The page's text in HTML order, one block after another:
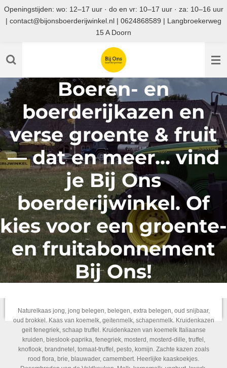
Ga
direct
hoofdinhoud
Openingstijden: wo: 12–17 uur · do en vr: 10–17 uur · za: 10–16 uur
| contact@bijonsboerderijwinkel.nl | 0624868589 | Langbroekerweg
15 A Doorn
Boeren- en
boerderijkazen en
verse groente & fruit
— dat en meer... vind
je Bij Ons
boerderijwinkel. Of
kies voor een groente-
en fruitabonnement
Bij Ons!
Naturelkaas jong, jong belegen, belegen, extra belegen, oud snijbaar,
oud brokkel. Kaas van koemelk, geitenmelk, schapenmelk. Kruidenkazen
geit fenegriek, schaap truffel. Kruidenkazen van koemelk Italiaanse
kruiden, bieslook-paprika, fenegriek, mosterd, mosterd-dille, truffel,
knoflook, brandnetel, tomaat-truffel, pesto, komijn. Zachte kazen zoals
rood flora, brie, blauwader, camembert. Heerlijke kaaskoekjes.